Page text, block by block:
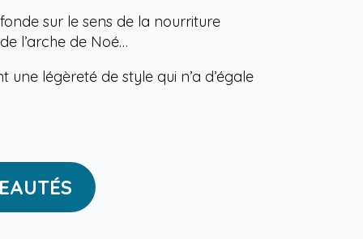
sur le sens de la nourriture
l’arche de Noé…
légèreté de style qui n’a d’égale